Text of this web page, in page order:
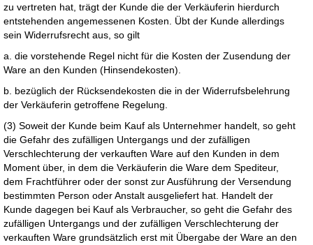
zu vertreten hat, trägt der Kunde die der Verkäuferin hierdurch
entstehenden angemessenen Kosten. Übt der Kunde allerdings
sein Widerrufsrecht aus, so gilt
a. die vorstehende Regel nicht für die Kosten der Zusendung der
Ware an den Kunden (Hinsendekosten).
b. bezüglich der Rücksendekosten die in der Widerrufsbelehrung
der Verkäuferin getroffene Regelung.
(3) Soweit der Kunde beim Kauf als Unternehmer handelt, so geht
die Gefahr des zufälligen Untergangs und der zufälligen
Verschlechterung der verkauften Ware auf den Kunden in dem
Moment über, in dem die Verkäuferin die Ware dem Spediteur,
dem Frachtführer oder der sonst zur Ausführung der Versendung
bestimmten Person oder Anstalt ausgeliefert hat. Handelt der
Kunde dagegen bei Kauf als Verbraucher, so geht die Gefahr des
zufälligen Untergangs und der zufälligen Verschlechterung der
verkauften Ware grundsätzlich erst mit Übergabe der Ware an den